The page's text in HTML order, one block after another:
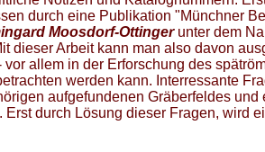
durch eine Publikation "Münchner
Moosdorf-Ottingerunter dem
dieser Arbeit kann man also davon
allem in der Erforschung des
werden kann. Interressante
aufgefundenen Gräberfeldes und
durch Lösung dieser Fragen, wird